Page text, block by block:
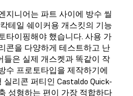
지니어는 파트 사이에 방수 씰
테일 쉐이커용 개스킷의 기능
타이핑해야 했습니다. 사용 가
콘을 다양하게 테스트하고 난
들은 실제 개스켓과 똑같이 작
수 프로토타입을 제작하기에
실리콘 퍼티인 Castaldo Quick-
성형하는 편이 가장 적합하다